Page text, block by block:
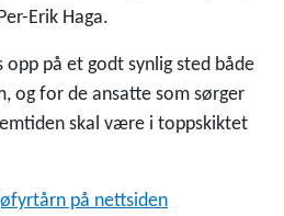
Erik Haga.
opp på et godt synlig sted både
og for de ansatte som sørger
skal være i toppskiktet
på nettsiden